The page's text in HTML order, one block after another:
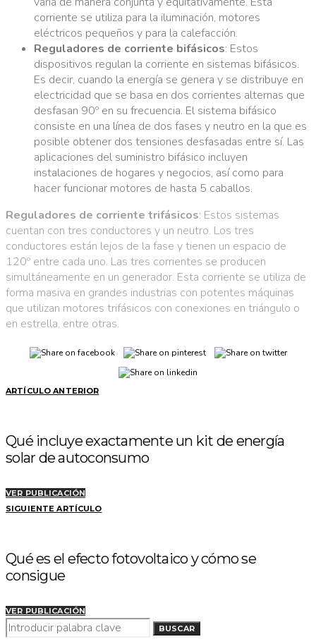
corriente se utiliza para la iluminación, motores
eléctricos pequeños y para la calefacción.
Reguladores de corriente bifásicos: Estos
dispositivos regulan la corriente en sistemas bifásicos.
Es decir, cuando la energía se genera y se distribuye en
electricidad que se basa en dos corrientes alternas que
desfasan 90º en su frecuencia. El sistema bifásico
consiste en una línea de dos fases y neutro en la que es
posible obtener dos tensiones desfasadas entre sí. Las
aplicaciones del suministro bifásico incluyen
instalaciones de hogares y negocios, así como para
hacer funcionar motores de hasta 5 caballos.
Reguladores de corriente trifásicos: Estos sistemas
cuentan con tres conductores y un neutro. Los tres
conductores están lejos de la fase y tienen un espacio de
120º entre cada uno. Las tres corrientes se producen
simultáneamente en un generador. Esta corriente se utiliza de
forma masiva en grandes industrias con potentes máquinas
que utilizan motores trifásicos con conexiones en triángulo o
en estrella, entre otras.
ARTÍCULO ANTERIOR
Qué incluye exactamente un kit de energía
solar de autoconsumo
VER PUBLICACIÓN
SIGUIENTE ARTÍCULO
Qué es el efecto fotovoltaico y cómo se
consigue
VER PUBLICACIÓN
BUSCAR
POR:
BUSCAR